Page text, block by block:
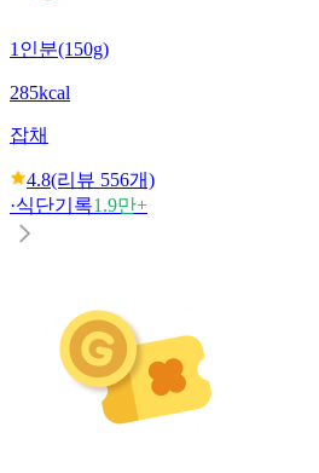
1인분(150g)
285kcal
잡채
4.8(리뷰 556개)
·식단기록1.9만+